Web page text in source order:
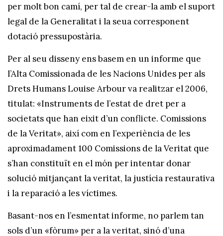
per molt bon camí, per tal de crear-la amb el suport
legal de la Generalitat i la seua corresponent
dotació pressupostària.
Per al seu disseny ens basem en un informe que
l’Alta Comissionada de les Nacions Unides per als
Drets Humans Louise Arbour va realitzar el 2006,
titulat: «Instruments de l’estat de dret per a
societats que han eixit d’un conflicte. Comissions
de la Veritat», així com en l’experiència de les
aproximadament 100 Comissions de la Veritat que
s’han constituït en el món per intentar donar
solució mitjançant la veritat, la justícia restaurativa
i la reparació a les víctimes.
Basant-nos en l’esmentat informe, no parlem tan
sols d’un «fòrum» per a la veritat, sinó d’una